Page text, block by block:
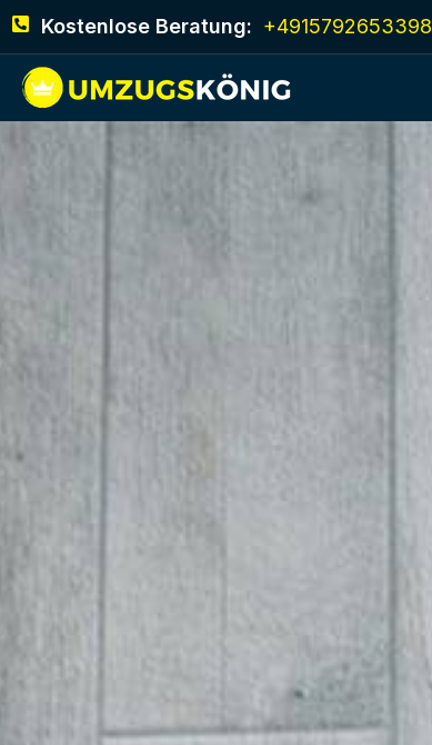
Kostenlose Beratung: +4915792653398